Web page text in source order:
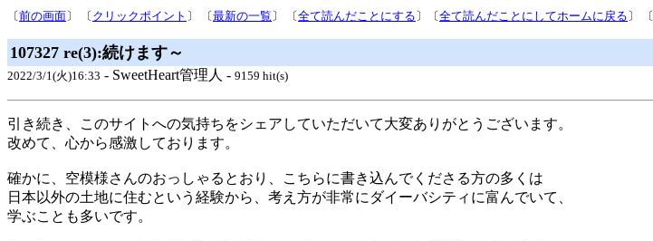
〔前の画面〕 〔 クリックポイント 〕 〔最新の一覧 〕 〔全て読んだことにする 〕〔全て読んだことにしてホームに戻る 〕 〔
107327 re(3):続けます～
2022/3/1(火)16:33 - SweetHeart管理人 - 9159 hit(s)
引き続き、このサイトへの気持ちをシェアしていただいて大変ありがとうございます。
改めて、心から感激しております。
確かに、空模様さんのおっしゃるとおり、こちらに書き込んでくださる方の多くは
日本以外の土地に住むという経験から、考え方が非常にダイーバシティに富んでいて、
学ぶことも多いです。